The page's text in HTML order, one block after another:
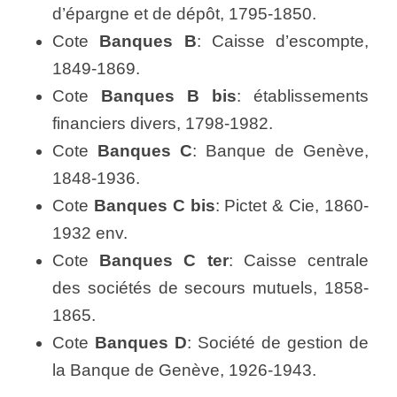
d’épargne et de dépôt, 1795-1850.
Cote Banques B: Caisse d’escompte,
1849-1869.
Cote Banques B bis: établissements
financiers divers, 1798-1982.
Cote Banques C: Banque de Genève,
1848-1936.
Cote Banques C bis: Pictet & Cie, 1860-
1932 env.
Cote Banques C ter: Caisse centrale
des sociétés de secours mutuels, 1858-
1865.
Cote Banques D: Société de gestion de
la Banque de Genève, 1926-1943.